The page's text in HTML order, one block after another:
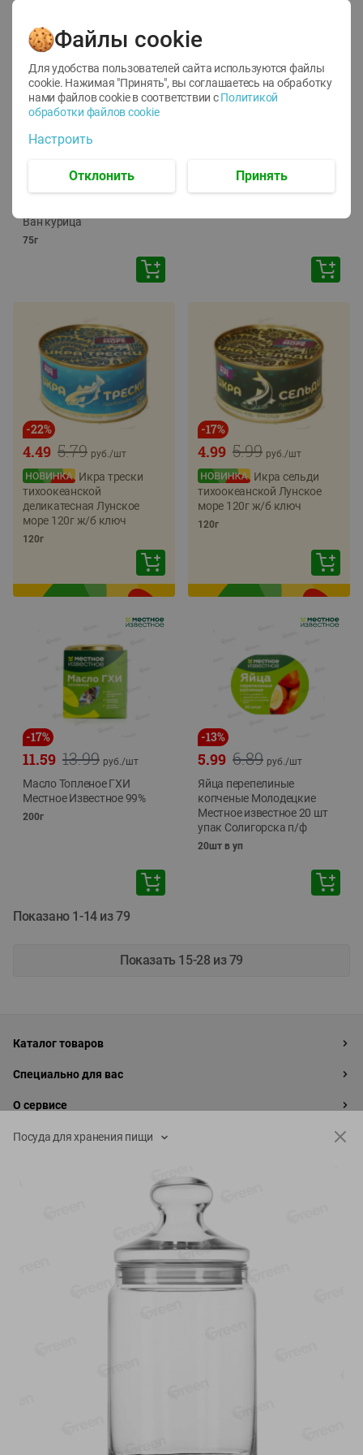
12
1.05 руб./
руб./шт
Корм влаж. для кош. с
Ван курица
75г
ТОФУ Vegetus ТВЕРДЫЙ
-22%
5.79
4.49 руб./шт
Икра трески
тихоокеанской
деликатесная Лунское
море 120г ж/б ключ
120г
-17%
5.99
4.99 руб./шт
Икра сельди
тихоокеанской Лунское
море 120г ж/б ключ
120г
-17%
13.99
11.59 руб./шт
Масло Топленое ГХИ
Местное Известное 99%
200г
-13%
6.89
5.99 руб./шт
Яйца перепелиные
копченые Молодецкие
Местное известное 20 шт
упак Солигорска п/ф
20шт в уп
Показано 1-14 из 79
Показать 15-28 из 79
Каталог товаров
Специально для вас
О сервисе
Настройки файлов cookie
доставкой и бонусной картой
Google
Play
AppGallery
Пишите нам свои вопросы, предложения и комментарии
Посуда для хранения пищи
Файлы cookie
Для удобства пользователей сайта используются файлы
cookie. Нажимая "Принять", вы соглашаетесь на обработку
нами файлов cookie в соответствии с Политикой
обработки файлов cookie
Настроить
Отклонить Принять